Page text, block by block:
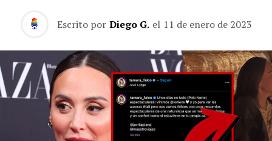
Escrito por Diego G. el 11 de enero de 2023